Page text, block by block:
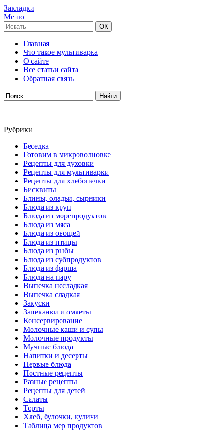
Закладки
Меню
Главная
Что такое мультиварка
О сайте
Все статьи сайта
Обратная связь
Рубрики
Беседка
Готовим в микроволновке
Рецепты для духовки
Рецепты для мультиварки
Рецепты для хлебопечки
Бисквиты
Блины, оладьи, сырники
Блюда из круп
Блюда из морепродуктов
Блюда из мяса
Блюда из овощей
Блюда из птицы
Блюда из рыбы
Блюда из субпродуктов
Блюда из фарша
Блюда на пару
Выпечка несладкая
Выпечка сладкая
Закуски
Запеканки и омлеты
Консервирование
Молочные каши и супы
Молочные продукты
Мучные блюда
Напитки и десерты
Первые блюда
Постные рецепты
Разные рецепты
Рецепты для детей
Салаты
Торты
Хлеб, булочки, куличи
Таблица мер продуктов